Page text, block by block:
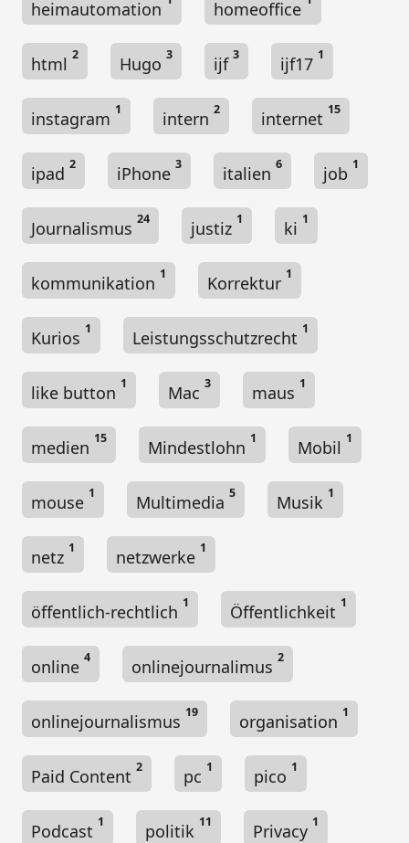
heimautomation homeoffice
html 2 Hugo 3 ijf 3 ijf17 1
instagram 1 intern 2 internet 15
ipad 2 iPhone 3 italien 6 job 1
Journalismus 24 justiz 1 ki 1
kommunikation 1 Korrektur 1
Kurios 1 Leistungsschutzrecht 1
like button 1 Mac 3 maus 1
medien 15 Mindestlohn 1 Mobil 1
mouse 1 Multimedia 5 Musik 1
netz 1 netzwerke 1
öffentlich-rechtlich 1 Öffentlichkeit 1
online 4 onlinejournalimus 2
onlinejournalismus 19 organisation 1
Paid Content 2 pc 1 pico 1
Podcast 1 politik 11 Privacy 1